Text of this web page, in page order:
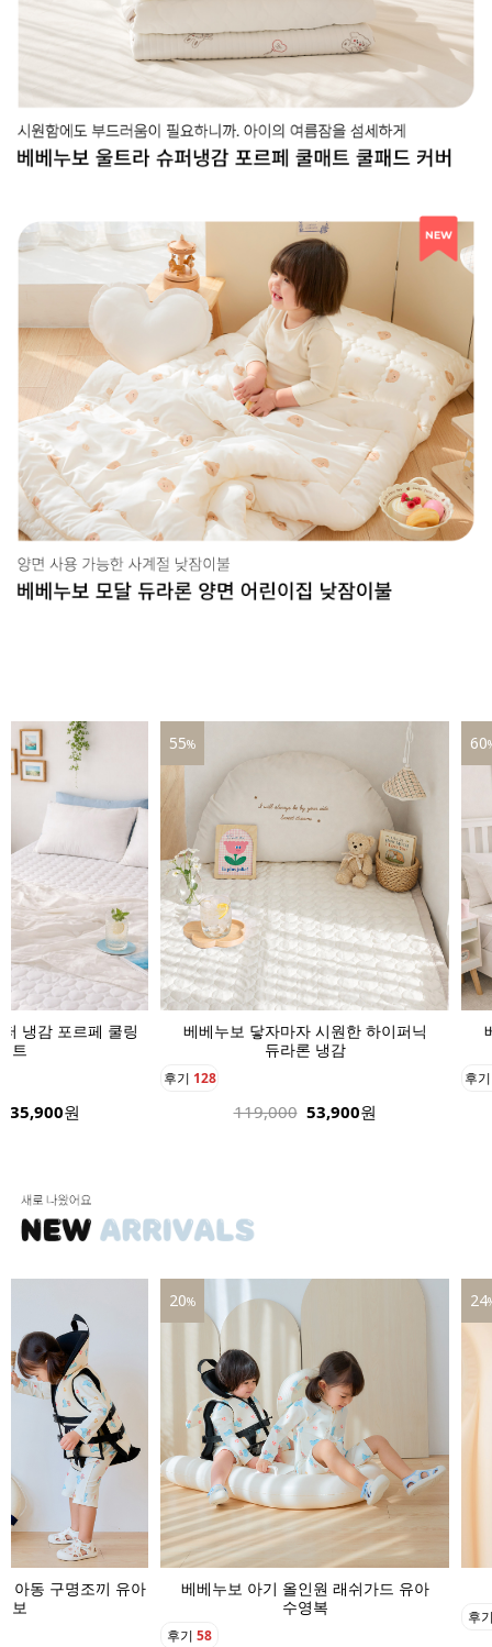
시원한 하이퍼닉
냉감
53,900원
60%
베베누보 닿자마자 시원한 하이퍼닉
듀라론 냉감
후기 136
189,000 75,900원
39
후
원 래쉬가드 유아
복
24%
베베누보 아기 수영모자 버킷햇
16